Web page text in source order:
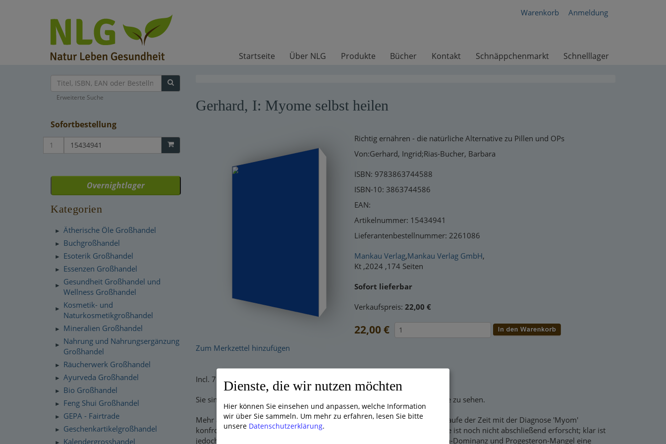
Warenkorb Anmeldung
Startseite Über NLG Produkte Bücher Kontakt Schnäppchenmarkt Schnelllager
Erweiterte Suche
Sofortbestellung
Overnightlager
Kategorien
► Ätherische Öle Großhandel
► Buchgroßhandel
► Esoterik Großhandel
► Essenzen Großhandel
►
Gesundheit Großhandel und
Wellness Großhandel
►
Kosmetik- und
Naturkosmetikgroßhandel
► Mineralien Großhandel
►
Nahrung und Nahrungsergänzung
Großhandel
► Räucherwerk Großhandel
► Ayurveda Großhandel
► Bio Großhandel
► Feng Shui Großhandel
► GEPA - Fairtrade
► Geschenkartikelgroßhandel
►
Kalendergrosshandel
Gerhard, I: Myome selbst heilen
Richtig ernähren - die natürliche Alternative zu Pillen und OPs
Von:Gerhard, Ingrid;Rias-Bucher, Barbara
ISBN: 9783863744588
ISBN-10: 3863744586
EAN:
Artikelnummer: 15434941
Lieferantenbestellnummer: 2261086
Mankau Verlag,Mankau Verlag GmbH,
Kt ,2024 ,174 Seiten
Sofort lieferbar
Verkaufspreis: 22,00 €
22,00 €
Zum Merkzettel hinzufügen
Incl. 7.00 % MWSt.
Sie sind Händler? Dann , um rabattierte Nettopreise zu sehen.
Mehr als zwei Drittel aller Frauen zwischen 35 und 55 Jahren werden im Laufe der Zeit mit der Diagnose 'Myom'
konfrontiert. Die Ursache für die Entstehung der Gebärmutter-Geschwulste ist noch nicht abschließend erforscht; klar ist
jedoch, dass dabei insbesondere hormonelle Veränderungen wie Östrogen-Dominanz und Progesteron-Mangel eine
Dienste, die wir nutzen möchten
Hier können Sie einsehen und anpassen, welche Information
wir über Sie sammeln. Um mehr zu erfahren, lesen Sie bitte
unsere Datenschutzerklärung.